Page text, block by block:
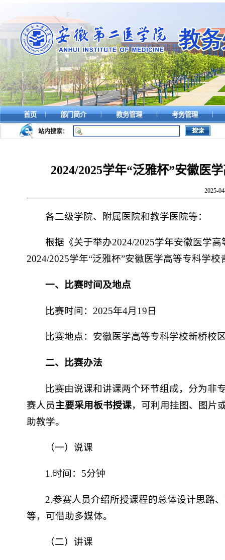
首页 | 部门简介 | 教务管理 | 考务管理 |
站内搜索：
2024/2025学年“泛雅杯”安徽医
2025-
各二级学院、附属医院和教学医院等：
根据《关于举办2024/2025学年安徽医学
2024/2025学年“泛雅杯”安徽医学高等专科学
一、比赛时间及地点
比赛时间：2025年4月19日
比赛地点：安徽医学高等专科学校新桥校
二、比赛办法
比赛由说课和讲课两个环节组成，分为非
赛人员主要采用板书授课，可利用挂图、图片
助教学。
（一）说课
1.时间：5分钟
2.参赛人员介绍所授课程的总体设计思路
等，可借助多媒体。
（二）讲课